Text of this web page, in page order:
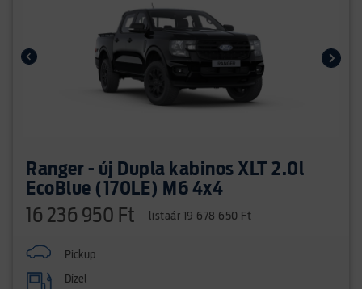
Ranger - új Dupla kabinos XLT 2.0l
EcoBlue (170LE) M6 4x4
16 236 950 Ft listaár 19 678 650 Ft
Pickup
Dízel